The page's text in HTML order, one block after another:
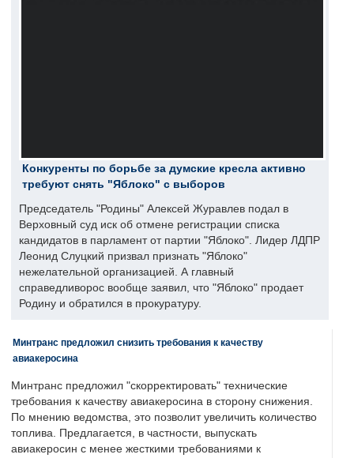
Конкуренты по борьбе за думские кресла активно
требуют снять "Яблоко" с выборов
Председатель "Родины" Алексей Журавлев подал в
Верховный суд иск об отмене регистрации списка
кандидатов в парламент от партии "Яблоко". Лидер ЛДПР
Леонид Слуцкий призвал признать "Яблоко"
нежелательной организацией. А главный
справедливорос вообще заявил, что "Яблоко" продает
Родину и обратился в прокуратуру.
Минтранс предложил снизить требования к качеству
авиакеросина
Минтранс предложил "скорректировать" технические
требования к качеству авиакеросина в сторону снижения.
По мнению ведомства, это позволит увеличить количество
топлива. Предлагается, в частности, выпускать
авиакеросин с менее жесткими требованиями к